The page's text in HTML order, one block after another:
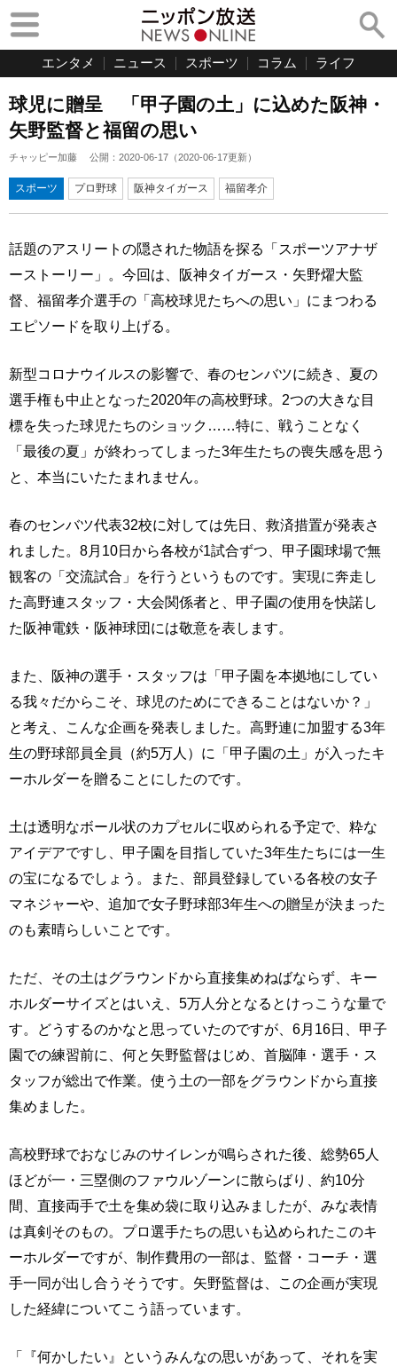
エンタメ ニュース スポーツ コラム ライフ
球児に贈呈 「甲子園の土」に込めた阪神・
矢野監督と福留の思い
チャッピー加藤 公開： 2020-06-17 （2020-06-17更新）
スポーツ プロ野球 阪神タイガース 福留孝介
話題のアスリートの隠された物語を探る「スポーツアナザ
ーストーリー」。今回は、阪神タイガース・矢野燿大監
督、福留孝介選手の「高校球児たちへの思い」にまつわる
エピソードを取り上げる。
新型コロナウイルスの影響で、春のセンバツに続き、夏の
選手権も中止となった2020年の高校野球。2つの大きな目
標を失った球児たちのショック……特に、戦うことなく
「最後の夏」が終わってしまった3年生たちの喪失感を思う
と、本当にいたたまれません。
春のセンバツ代表32校に対しては先日、救済措置が発表さ
れました。8月10日から各校が1試合ずつ、甲子園球場で無
観客の「交流試合」を行うというものです。実現に奔走し
た高野連スタッフ・大会関係者と、甲子園の使用を快諾し
た阪神電鉄・阪神球団には敬意を表します。
また、阪神の選手・スタッフは「甲子園を本拠地にしてい
る我々だからこそ、球児のためにできることはないか？」
と考え、こんな企画を発表しました。高野連に加盟する3年
生の野球部員全員（約5万人）に「甲子園の土」が入ったキ
ーホルダーを贈ることにしたのです。
土は透明なボール状のカプセルに収められる予定で、粋な
アイデアですし、甲子園を目指していた3年生たちには一生
の宝になるでしょう。また、部員登録している各校の女子
マネジャーや、追加で女子野球部3年生への贈呈が決まった
のも素晴らしいことです。
ただ、その土はグラウンドから直接集めねばならず、キー
ホルダーサイズとはいえ、5万人分となるとけっこうな量で
す。どうするのかなと思っていたのですが、6月16日、甲子
園での練習前に、何と矢野監督はじめ、首脳陣・選手・ス
タッフが総出で作業。使う土の一部をグラウンドから直接
集めました。
高校野球でおなじみのサイレンが鳴らされた後、総勢65人
ほどが一・三塁側のファウルゾーンに散らばり、約10分
間、直接両手で土を集め袋に取り込みましたが、みな表情
は真剣そのもの。プロ選手たちの思いも込められたこのキ
ーホルダーですが、制作費用の一部は、監督・コーチ・選
手一同が出し合うそうです。矢野監督は、この企画が実現
した経緯についてこう語っています。
「『何かしたい』というみんなの思いがあって、それを実